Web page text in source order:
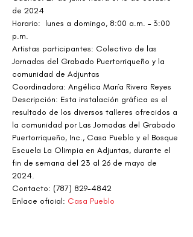
de 2024
Horario:  lunes a domingo, 8:00 a.m. – 3:00
p.m.
Artistas participantes: Colectivo de las
Jornadas del Grabado Puertorriqueño y la
comunidad de Adjuntas
Coordinadora: Angélica María Rivera Reyes
Descripción: Esta instalación gráfica es el
resultado de los diversos talleres ofrecidos a
la comunidad por Las Jornadas del Grabado
Puertorriqueño, Inc., Casa Pueblo y el Bosque
Escuela La Olimpia en Adjuntas, durante el
fin de semana del 23 al 26 de mayo de
2024.
Contacto: (787) 829-4842
Enlace oficial: Casa Pueblo